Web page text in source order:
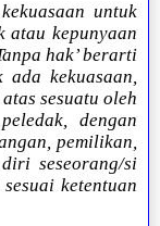
untuk
atau kepunyaan
hak’ berarti
kekuasaan,
sesuatu oleh
dengan
pemilikan,
seseorang/si
ketentuan